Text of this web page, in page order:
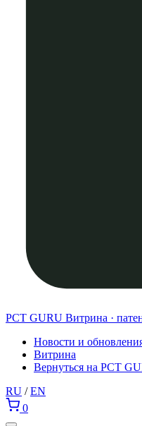
PCT GURU Витрина ·
Новости и
Витрина
Вернуться на PCT
RU / EN
0